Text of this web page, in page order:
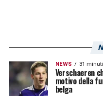
NEWS 31
Verschaeren
motivo della
belga